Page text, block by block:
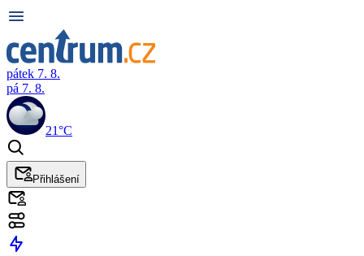
pátek 7. 8.
pá 7. 8.
21°C
Přihlášení